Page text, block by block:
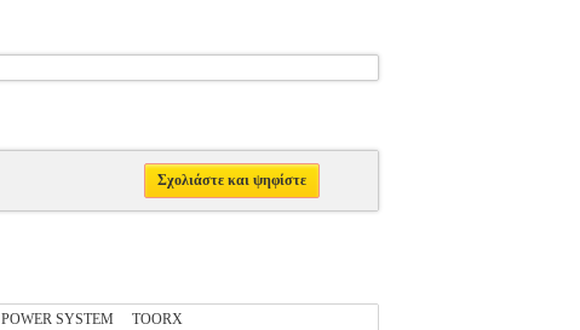
Σχολιάστε και ψηφίστε
POWER SYSTEM TOORX